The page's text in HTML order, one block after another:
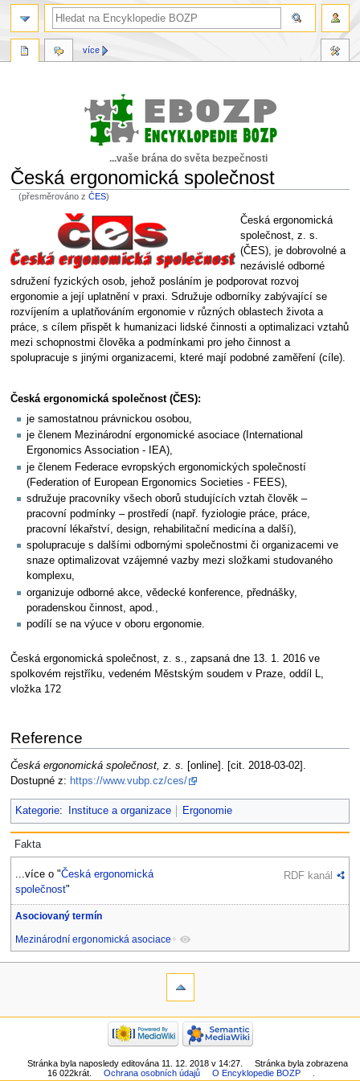
...vaše brána do světa bezpečnosti
Česká ergonomická společnost
(přesměrováno zČES)
navigaci
vyhledávání
Česká ergonomická
společnost, z. s.
(ČES), je dobrovolné a
nezávislé odborné
sdružení fyzických osob, jehož posláním je podporovat rozvoj
ergonomie a její uplatnění v praxi. Sdružuje odborníky zabývající se
rozvíjením a uplatňováním ergonomie v různých oblastech života a
práce, s cílem přispět k humanizaci lidské činnosti a optimalizaci vztahů
mezi schopnostmi člověka a podmínkami pro jeho činnost a
spolupracuje s jinými organizacemi, které mají podobné zaměření (cíle).
Česká ergonomická společnost (ČES):
je samostatnou právnickou osobou,
je členem Mezinárodní ergonomické asociace (International
Ergonomics Association - IEA),
je členem Federace evropských ergonomických společností
(Federation of European Ergonomics Societies - FEES),
sdružuje pracovníky všech oborů studujících vztah člověk –
pracovní podmínky – prostředí (např. fyziologie práce, práce,
pracovní lékařství, design, rehabilitační medicína a další),
spolupracuje s dalšími odbornými společnostmi či organizacemi ve
snaze optimalizovat vzájemné vazby mezi složkami studovaného
komplexu,
organizuje odborné akce, vědecké konference, přednášky,
poradenskou činnost, apod.,
podílí se na výuce v oboru ergonomie.
Česká ergonomická společnost, z. s., zapsaná dne 13. 1. 2016 ve
spolkovém rejstříku, vedeném Městským soudem v Praze, oddíl L,
vložka 172
Reference
Česká ergonomická společnost, z. s.
[online]. [cit. 2018-03-02].
Dostupné z: https://www.vubp.cz/ces/
Kategorie: Instituce a organizace Ergonomie
Fakta
...více o "Česká ergonomická
společnost"
RDF kanál
Asociovaný termín
Mezinárodní ergonomická asociace+
více
Stránka byla naposledy editována 11. 12. 2018 v 14:27.
Stránka byla zobrazena
16 022krát.
Ochrana osobních údajů O Encyklopedie BOZP